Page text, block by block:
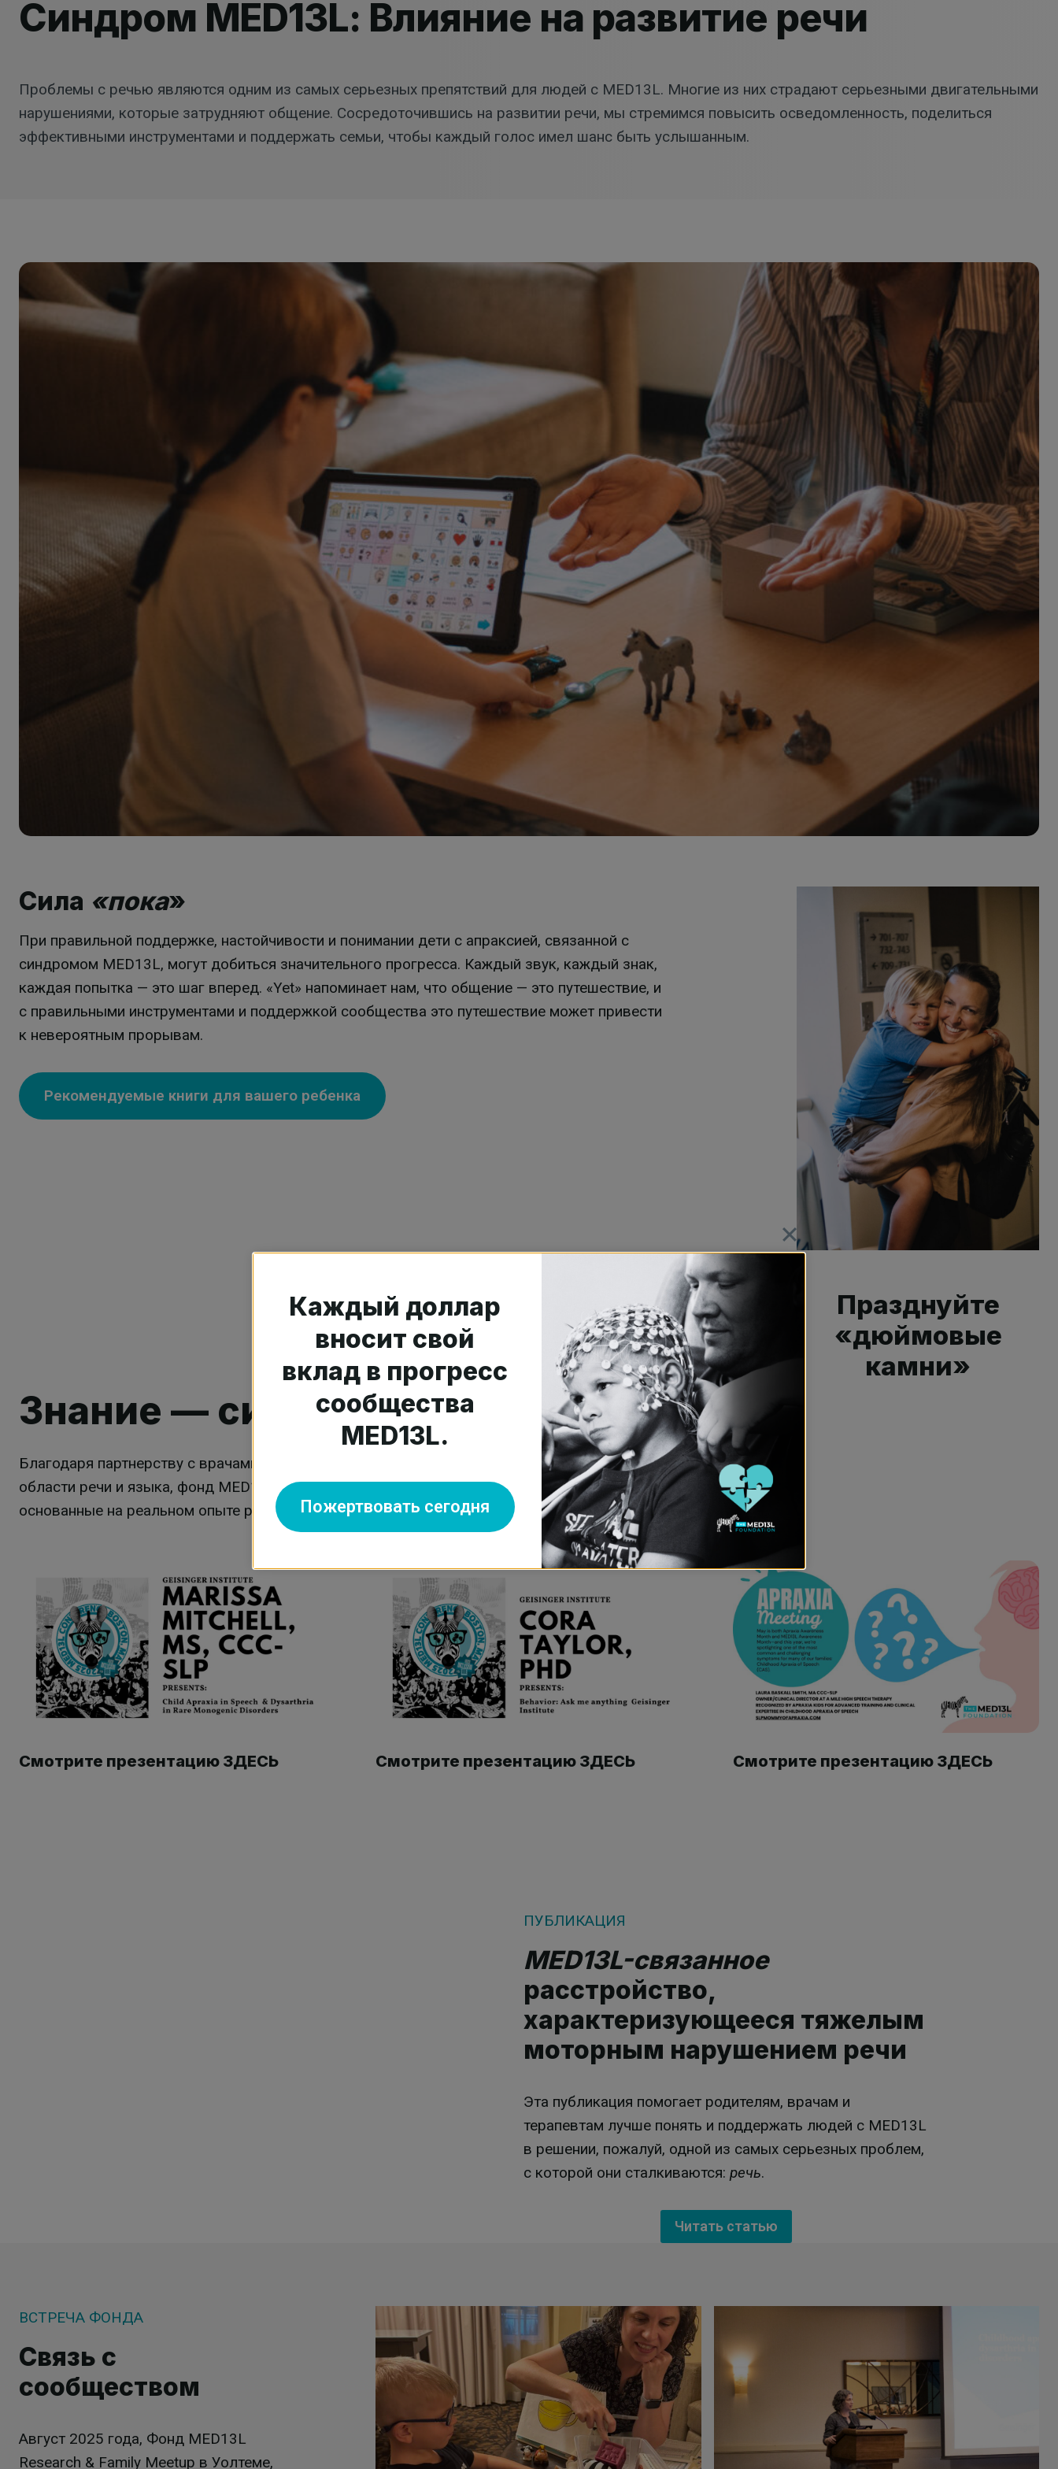
Синдром MED13L: Влияние на развитие речи
Проблемы с речью являются одним из самых серьезных препятствий для людей с MED13L. Многие из них страдают серьезными двигательными
нарушениями, которые затрудняют общение. Сосредоточившись на развитии речи, мы стремимся повысить осведомленность, поделиться
эффективными инструментами и поддержать семьи, чтобы каждый голос имел шанс быть услышанным.
Сила «пока»
При правильной поддержке, настойчивости и понимании дети с апраксией, связанной с
синдромом MED13L, могут добиться значительного прогресса. Каждый звук, каждый знак,
каждая попытка — это шаг вперед. «Yet» напоминает нам, что общение — это путешествие, и
с правильными инструментами и поддержкой сообщества это путешествие может привести
к невероятным прорывам.
Рекомендуемые книги для вашего ребенка
Празднуйте
«дюймовые
камни»
Знание — сила
Благодаря партнерству с врачами и исследователями, специализирующимися в
области речи и языка, фонд MED13L предоставляет экспертные знания,
основанные на реальном опыте работы с пациентами с MED13L.
Смотрите презентацию ЗДЕСЬ Смотрите презентацию ЗДЕСЬ Смотрите презентацию ЗДЕСЬ
ПУБЛИКАЦИЯ
MED13L-связанное
расстройство,
характеризующееся тяжелым
моторным нарушением речи
Эта публикация помогает родителям, врачам и
терапевтам лучше понять и поддержать людей с MED13L
в решении, пожалуй, одной из самых серьезных проблем,
с которой они сталкиваются: речь.
Читать статью
ВСТРЕЧА ФОНДА
Связь с
сообществом
Август 2025 года, Фонд MED13L
Research & Family Meetup в Уолтеме,
Каждый доллар
вносит свой
вклад в прогресс
сообщества
MED13L.
Пожертвовать сегодня